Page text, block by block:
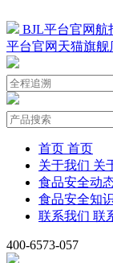
BJL平台官网航
平台官网天猫旗舰
首页 首页
关于我们 关
食品安全动
食品安全知
联系我们 联
400-6573-057